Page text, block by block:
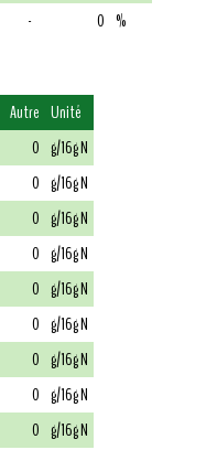
- 0 %
Autre Unité
0 g/16g N
0 g/16g N
0 g/16g N
0 g/16g N
0 g/16g N
0 g/16g N
0 g/16g N
0 g/16g N
0 g/16g N